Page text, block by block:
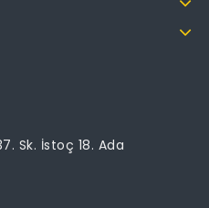
Sk. İstoç 18. Ada